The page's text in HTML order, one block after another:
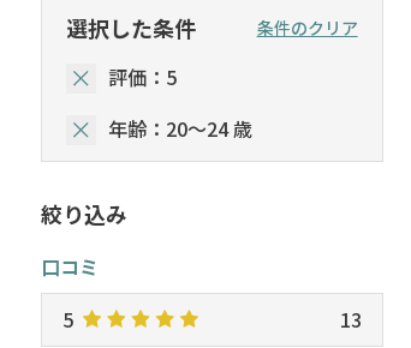
極冷メ
当店ス
選択した条件 条件のクリア
評価：5
年齢：20～24 歳
絞り込み
口コミ
5
13